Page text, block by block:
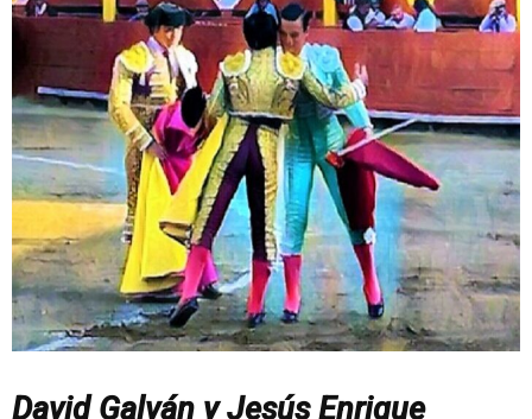
David Galván y Jesús Enrique